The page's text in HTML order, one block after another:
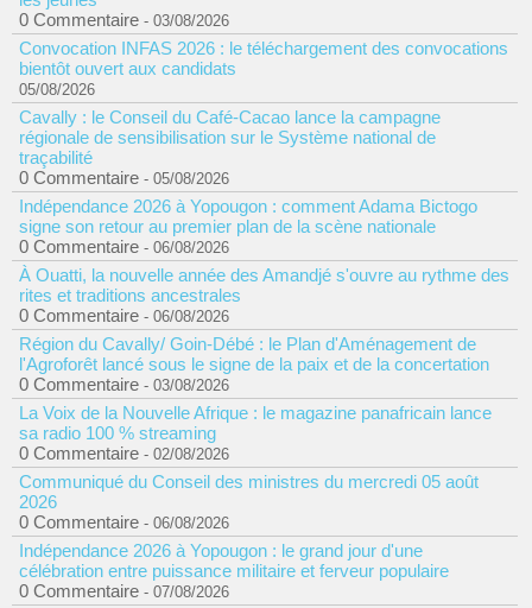
0 Commentaire - 03/08/2026
Convocation INFAS 2026 : le téléchargement des convocations
bientôt ouvert aux candidats
05/08/2026
Cavally : le Conseil du Café-Cacao lance la campagne
régionale de sensibilisation sur le Système national de
traçabilité
0 Commentaire - 05/08/2026
Indépendance 2026 à Yopougon : comment Adama Bictogo
signe son retour au premier plan de la scène nationale
0 Commentaire - 06/08/2026
À Ouatti, la nouvelle année des Amandjé s'ouvre au rythme des
rites et traditions ancestrales
0 Commentaire - 06/08/2026
Région du Cavally/ Goin-Débé : le Plan d'Aménagement de
l'Agroforêt lancé sous le signe de la paix et de la concertation
0 Commentaire - 03/08/2026
La Voix de la Nouvelle Afrique : le magazine panafricain lance
sa radio 100 % streaming
0 Commentaire - 02/08/2026
Communiqué du Conseil des ministres du mercredi 05 août
2026
0 Commentaire - 06/08/2026
Indépendance 2026 à Yopougon : le grand jour d'une
célébration entre puissance militaire et ferveur populaire
0 Commentaire - 07/08/2026